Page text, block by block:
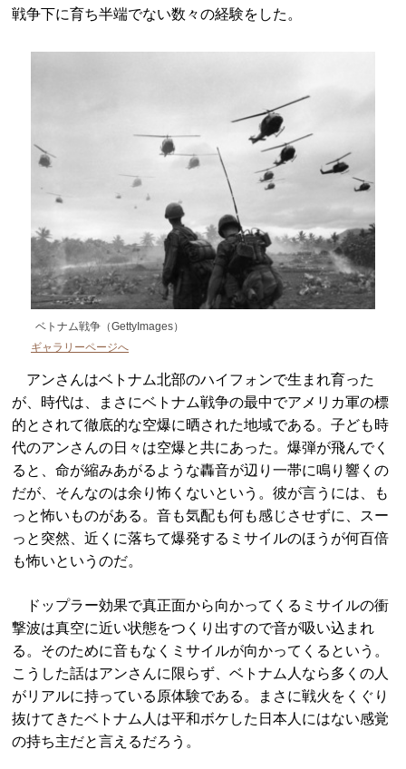
戦争下に育ち半端でない数々の経験をした。
ベトナム戦争（GettyImages）
ギャラリーページへ
アンさんはベトナム北部のハイフォンで生まれ育った
が、時代は、まさにベトナム戦争の最中でアメリカ軍の標
的とされて徹底的な空爆に晒された地域である。子ども時
代のアンさんの日々は空爆と共にあった。爆弾が飛んでく
ると、命が縮みあがるような轟音が辺り一帯に鳴り響くの
だが、そんなのは余り怖くないという。彼が言うには、も
っと怖いものがある。音も気配も何も感じさせずに、スー
っと突然、近くに落ちて爆発するミサイルのほうが何百倍
も怖いというのだ。
ドップラー効果で真正面から向かってくるミサイルの衝
撃波は真空に近い状態をつくり出すので音が吸い込まれ
る。そのために音もなくミサイルが向かってくるという。
こうした話はアンさんに限らず、ベトナム人なら多くの人
がリアルに持っている原体験である。まさに戦火をくぐり
抜けてきたベトナム人は平和ボケした日本人にはない感覚
の持ち主だと言えるだろう。